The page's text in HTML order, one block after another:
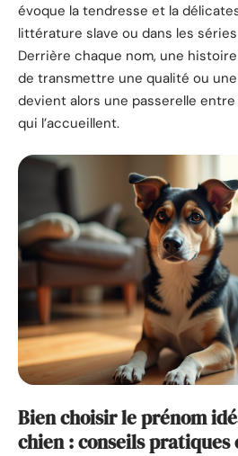
évoque la tendresse et la
littérature slave ou dans les séries
Derrière chaque nom, une
de transmettre une qualité ou
devient alors une passerelle
qui l’accueillent.
Bien choisir le prénom
chien : conseils pratiques